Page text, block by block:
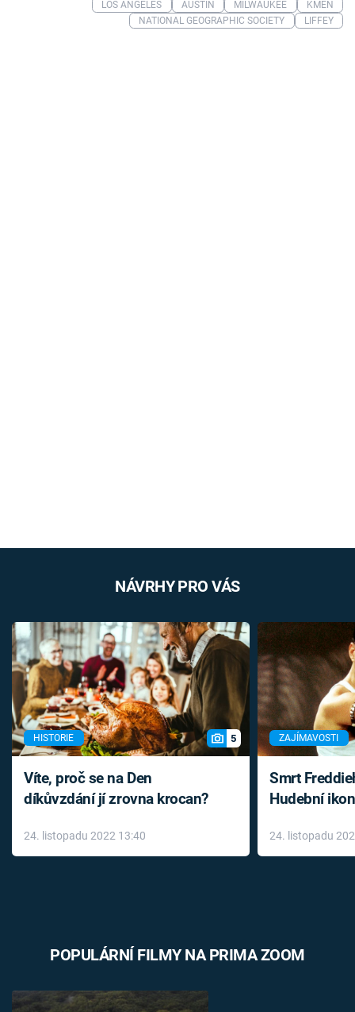
LOS ANGELES AUSTIN MILWAUKEE
KMEN
NATIONAL GEOGRAPHIC SOCIETY
LIFFEY
NÁVRHY PRO VÁS
HISTORIE 5
Víte, proč se na Den
díkůvzdání jí zrovna krocan?
24. listopadu 2022 13:40
ZAJÍMAVOSTI
Smrt
Hudební
léky
24. listopadu
POPULÁRNÍ FILMY NA PRIMA ZOOM